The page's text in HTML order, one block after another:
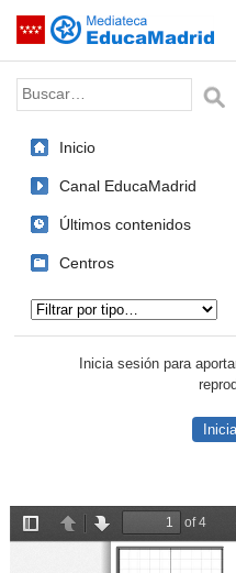
Saltar navegación
Palabra o frase:
Inicio
Canal EducaMadrid
Últimos contenidos
Centros
Inicia sesión para